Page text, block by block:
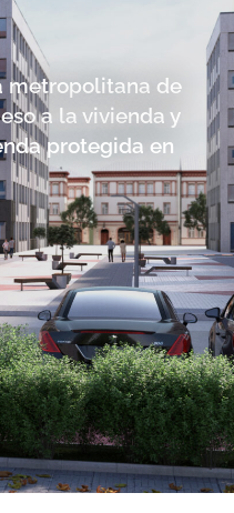
metropolitana de
a la vivienda y
protegida en